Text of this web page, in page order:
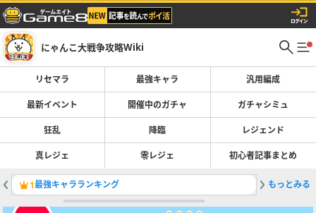
にゃんこ大戦争攻略Wiki
リセマラ 最強キャラ 汎用編成
最新イベント 開催中のガチャ ガチャシミュ
狂乱 降臨 レジェンド
真レジェ 零レジェ 初心者記事まとめ
1最強キャラランキング 2
もっとみる